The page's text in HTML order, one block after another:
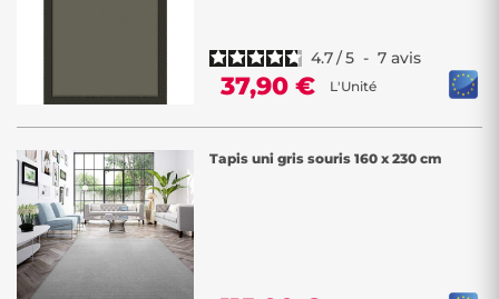
4.7/5 - 7 avis
37,90 € L'Unité
Tapis uni gris souris 160 x 230 cm